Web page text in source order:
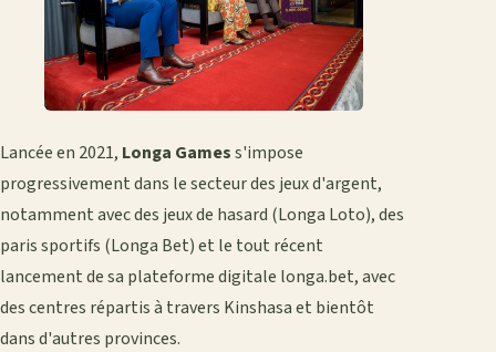
Lancée en 2021, Longa Gamess'impose
progressivement dans le secteur des jeux d'argent,
notamment avec des jeux de hasard (Longa Loto), des
paris sportifs (Longa Bet) et le tout récent
lancement de sa plateforme digitale longa.bet, avec
des centres répartis à travers Kinshasa et bientôt
dans d'autres provinces.